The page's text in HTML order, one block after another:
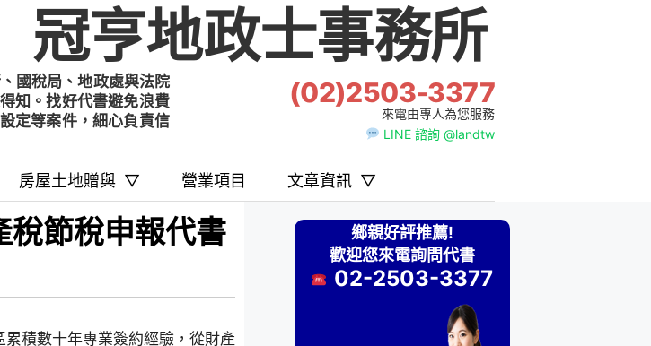
亨地政士事務所
國稅局、地政處與法院
知。找好代書避免浪費
定等案件，細心負責信
(02)2503-3377
來電由專人為您服務
LINE 諮詢 @landtw
房屋土地贈與 ▽ 營業項目 文章資訊 ▽
節稅申報代書
積數十年專業簽約經驗，從財產
鄉親好評推薦!
歡迎您來電詢問代書
02-2503-3377